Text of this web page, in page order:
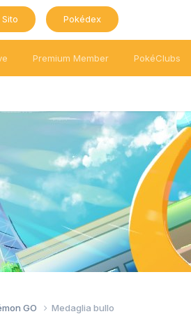
Sito Pokédex
Premium Member PokéClubs
GO Medaglia bullo